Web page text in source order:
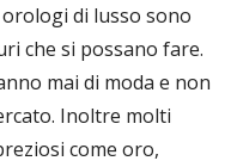
di lusso sono
che si possano fare.
mai di moda e non
Inoltre molti
come oro,